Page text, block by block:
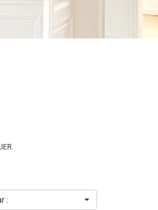
: